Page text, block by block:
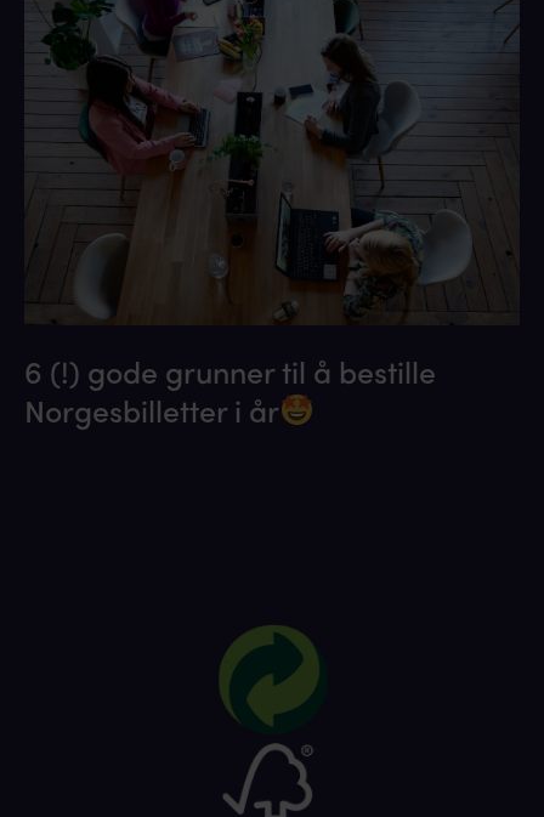
6 (!) gode grunner til å bestille
Norgesbilletter i år